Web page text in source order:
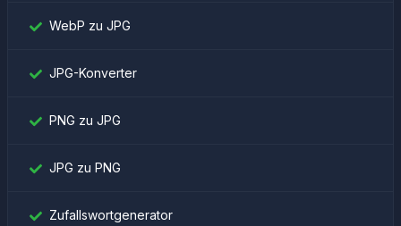
WebP zu JPG
JPG-Konverter
PNG zu JPG
JPG zu PNG
Zufallswortgenerator